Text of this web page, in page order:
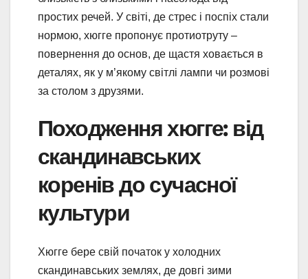
простих речей. У світі, де стрес і поспіх стали
нормою, хюгге пропонує протиотруту –
повернення до основ, де щастя ховається в
деталях, як у м’якому світлі лампи чи розмові
за столом з друзями.
Походження хюгге: від
скандинавських
коренів до сучасної
культури
Хюгге бере свій початок у холодних
скандинавських землях, де довгі зими